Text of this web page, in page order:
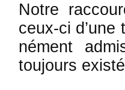
Notre
ceux-ci
nément
toujours